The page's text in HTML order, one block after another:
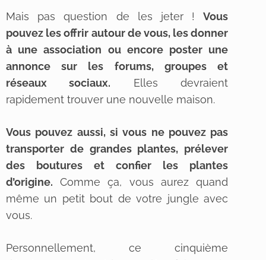
Mais pas question de les jeter !Vous
pouvez les offrir autour de vous, les donner
à une association ou encore poster une
annonce sur les forums, groupes et
réseaux sociaux. Elles devraient
rapidement trouver une nouvelle maison.
Vous pouvez aussi, si vous ne pouvez pas
transporter de grandes plantes, prélever
des boutures et confier les plantes
d’origine. Comme ça, vous aurez quand
même un petit bout de votre jungle avec
vous.
Personnellement, ce cinquième